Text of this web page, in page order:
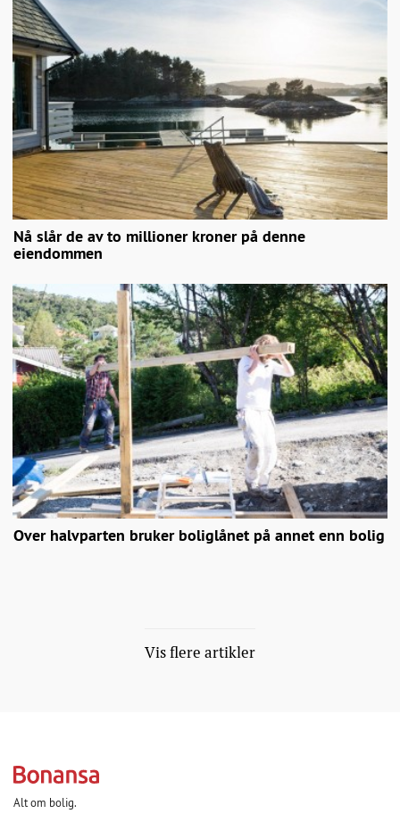
Nå slår de av to millioner kroner på denne
eiendommen
Over halvparten bruker boliglånet på annet enn bolig
Vis flere artikler
Alt om bolig.